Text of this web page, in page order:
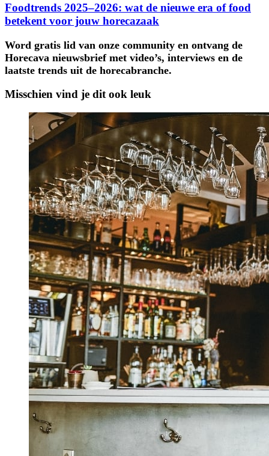
Foodtrends 2025–2026: wat de nieuwe era of food
betekent voor jouw horecazaak
Word gratis lid van onze community en ontvang de
Horecava nieuwsbrief met video’s, interviews en de
laatste trends uit de horecabranche.
Misschien vind je dit ook leuk